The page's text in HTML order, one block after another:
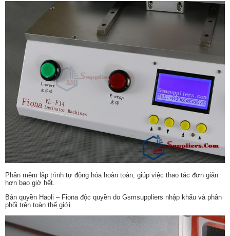
Phần mềm lập trình tự động hóa hoàn toàn, giúp việc thao tác đơn giản
hơn bao giờ hết.
Bản quyền Haoli – Fiona độc quyền do Gsmsuppliers nhập khẩu và phân
phối trên toàn thế giới.